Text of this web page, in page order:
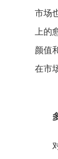
市场
上的
颜值
在市